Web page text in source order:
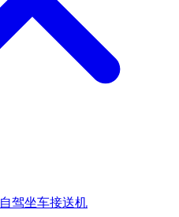
自驾坐车接送机